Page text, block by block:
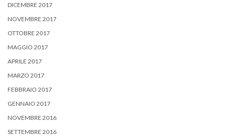
DICEMBRE 2017
NOVEMBRE 2017
OTTOBRE 2017
MAGGIO 2017
APRILE 2017
MARZO 2017
FEBBRAIO 2017
GENNAIO 2017
NOVEMBRE 2016
SETTEMBRE 2016